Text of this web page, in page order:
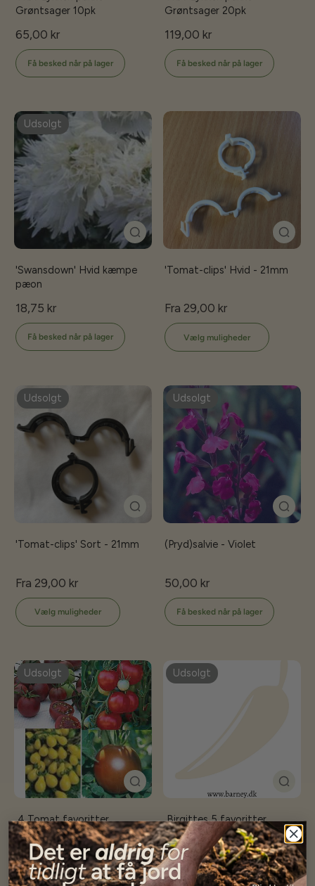
Grøntsager 10pk
65,00 kr
Få besked når på lager
Grøntsager 20pk
119,00 kr
Få besked når på lager
Udsolgt
'Swansdown' Hvid kæmpe
pæon
18,75 kr
Få besked når på lager
'Tomat-clips' Hvid - 21mm
Fra 29,00 kr
Vælg muligheder
Udsolgt
'Tomat-clips' Sort - 21mm
Fra 29,00 kr
Vælg muligheder
Udsolgt
(Pryd)salvie - Violet
50,00 kr
Få besked når på lager
Udsolgt
.4 Tomat favoritter
40,00 kr
Udsolgt
.Birgittes 5 favoritter
50,00 kr